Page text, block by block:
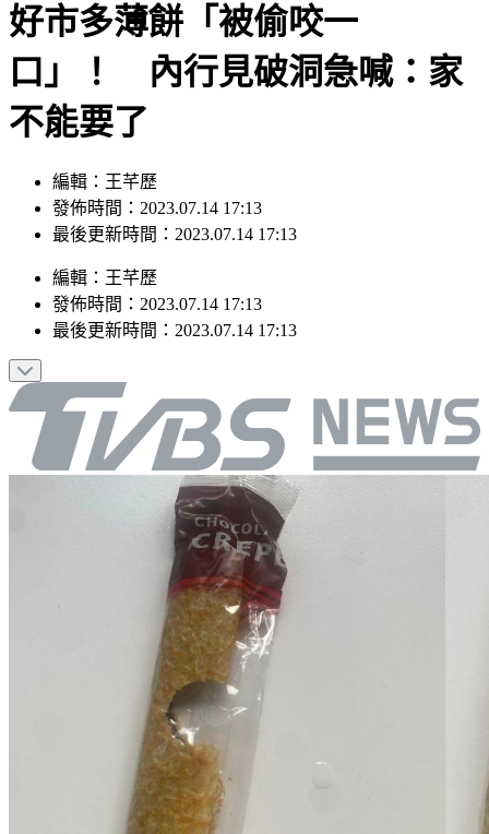
好市多薄餅「被偷咬一
口」！ 內行見破洞急喊：家
不能要了
編輯：王芊歷
發佈時間：2023.07.14 17:13
最後更新時間：2023.07.14 17:13
編輯 ： 王芊歷
發佈時間： 2023.07.14 17:13
最後更新時間： 2023.07.14 17:13